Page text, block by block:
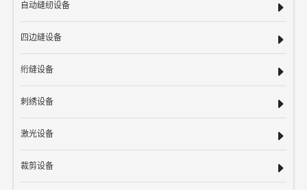
自动缝纫设备
四边缝设备
绗缝设备
刺绣设备
激光设备
裁剪设备